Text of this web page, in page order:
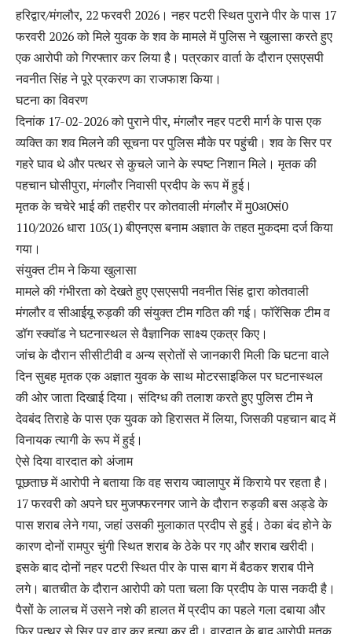
हरिद्वार/मंगलौर, 22 फरवरी 2026। नहर पटरी स्थित पुराने पीर के पास 17
फरवरी 2026 को मिले युवक के शव के मामले में पुलिस ने खुलासा करते हुए
एक आरोपी को गिरफ्तार कर लिया है। पत्रकार वार्ता के दौरान एसएसपी
नवनीत सिंह ने पूरे प्रकरण का राजफाश किया।
घटना का विवरण
दिनांक 17-02-2026 को पुराने पीर, मंगलौर नहर पटरी मार्ग के पास एक
व्यक्ति का शव मिलने की सूचना पर पुलिस मौके पर पहुंची। शव के सिर पर
गहरे घाव थे और पत्थर से कुचले जाने के स्पष्ट निशान मिले। मृतक की
पहचान घोसीपुरा, मंगलौर निवासी प्रदीप के रूप में हुई।
मृतक के चचेरे भाई की तहरीर पर कोतवाली मंगलौर में मु0अ0सं0
110/2026 धारा 103(1) बीएनएस बनाम अज्ञात के तहत मुकदमा दर्ज किया
गया।
संयुक्त टीम ने किया खुलासा
मामले की गंभीरता को देखते हुए एसएसपी नवनीत सिंह द्वारा कोतवाली
मंगलौर व सीआईयू रुड़की की संयुक्त टीम गठित की गई। फॉरेंसिक टीम व
डॉग स्क्वॉड ने घटनास्थल से वैज्ञानिक साक्ष्य एकत्र किए।
जांच के दौरान सीसीटीवी व अन्य स्रोतों से जानकारी मिली कि घटना वाले
दिन सुबह मृतक एक अज्ञात युवक के साथ मोटरसाइकिल पर घटनास्थल
की ओर जाता दिखाई दिया। संदिग्ध की तलाश करते हुए पुलिस टीम ने
देवबंद तिराहे के पास एक युवक को हिरासत में लिया, जिसकी पहचान बाद में
विनायक त्यागी के रूप में हुई।
ऐसे दिया वारदात को अंजाम
पूछताछ में आरोपी ने बताया कि वह सराय ज्वालापुर में किराये पर रहता है।
17 फरवरी को अपने घर मुजफ्फरनगर जाने के दौरान रुड़की बस अड्डे के
पास शराब लेने गया, जहां उसकी मुलाकात प्रदीप से हुई। ठेका बंद होने के
कारण दोनों रामपुर चुंगी स्थित शराब के ठेके पर गए और शराब खरीदी।
इसके बाद दोनों नहर पटरी स्थित पीर के पास बाग में बैठकर शराब पीने
लगे। बातचीत के दौरान आरोपी को पता चला कि प्रदीप के पास नकदी है।
पैसों के लालच में उसने नशे की हालत में प्रदीप का पहले गला दबाया और
फिर पत्थर से सिर पर वार कर हत्या कर दी। वारदात के बाद आरोपी मृतक